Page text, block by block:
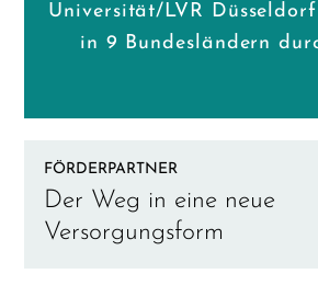
Universität/LVR
in 9 Bundesländern
FÖRDERPARTNER
Der Weg in eine neue
Versorgungsform